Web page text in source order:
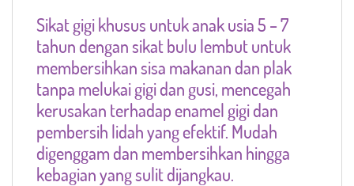
Sikat gigi khusus untuk anak usia 5 – 7
tahun dengan sikat bulu lembut untuk
membersihkan sisa makanan dan plak
tanpa melukai gigi dan gusi, mencegah
kerusakan terhadap enamel gigi dan
pembersih lidah yang efektif. Mudah
digenggam dan membersihkan hingga
kebagian yang sulit dijangkau.